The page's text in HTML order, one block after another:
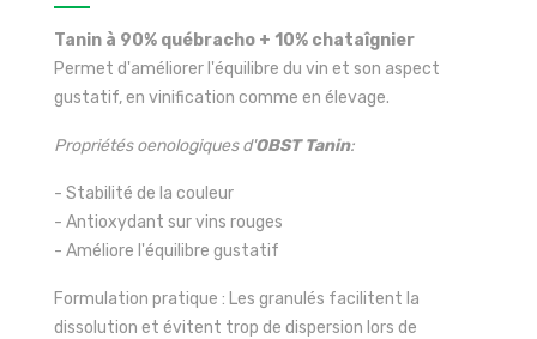
Tanin à 90% québracho + 10% chataîgnier
Permet d'améliorer l'équilibre du vin et son aspect
gustatif, en vinification comme en élevage.
Propriétés oenologiques d'OBST Tanin:
- Stabilité de la couleur
- Antioxydant sur vins rouges
- Améliore l'équilibre gustatif
Formulation pratique : Les granulés facilitent la
dissolution et évitent trop de dispersion lors de